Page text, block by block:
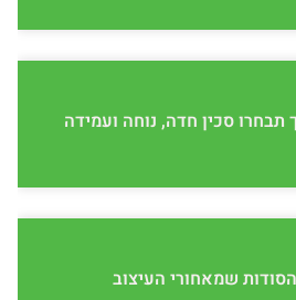
סכין חדה, נוחה ועמידה
שמאחורי העיצוב